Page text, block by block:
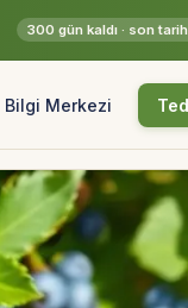
300 gün kaldı · son
Bilgi Merkezi